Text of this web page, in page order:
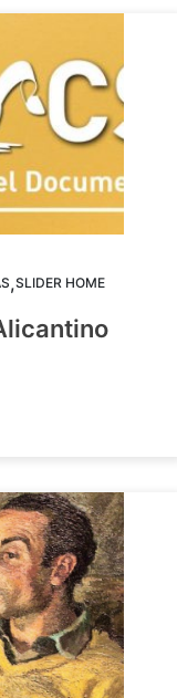
,SLIDER HOME